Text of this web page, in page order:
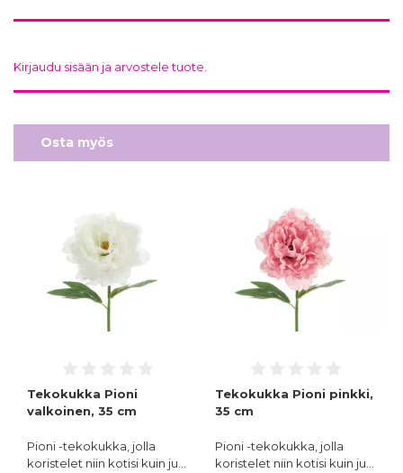
Kirjaudu sisään ja arvostele tuote.
Osta myös
Tekokukka Pioni
valkoinen, 35 cm
Pioni -tekokukka, jolla
koristelet niin kotisi kuin ju…
Tekokukka Pioni pinkki,
35 cm
Pioni -tekokukka, jolla
koristelet niin kotisi kuin ju…